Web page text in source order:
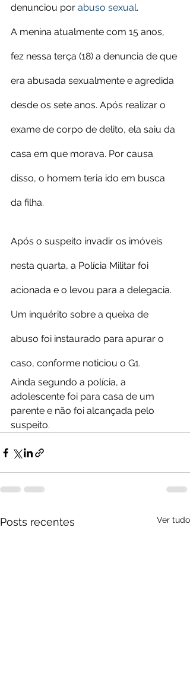
denunciou por abuso sexual.
A menina atualmente com 15 anos,
fez nessa terça (18) a denuncia de que
era abusada sexualmente e agredida
desde os sete anos. Após realizar o
exame de corpo de delito, ela saiu da
casa em que morava. Por causa
disso, o homem teria ido em busca
da filha.
Após o suspeito invadir os imóveis
nesta quarta, a Polícia Militar foi
acionada e o levou para a delegacia.
Um inquérito sobre a queixa de
abuso foi instaurado para apurar o
caso, conforme noticiou o G1.
Ainda segundo a polícia, a
adolescente foi para casa de um
parente e não foi alcançada pelo
suspeito.
Posts recentes Ver tudo